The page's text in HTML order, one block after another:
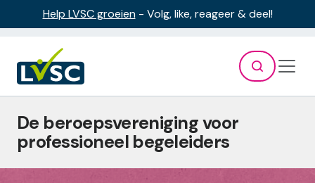
Help LVSC groeien - Volg, like, reageer & deel!
Overslaan en naar de inhoud gaan
De beroepsvereniging voor
professioneel begeleiders